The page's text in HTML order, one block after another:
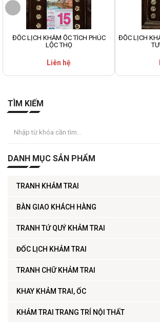
ĐỐC LỊCH KHẢM ỐC TÍCH PHÚC
LỘC THỌ
Liên hệ
ĐỐC LỊCH
TÌM KIẾM
DANH MỤC SẢN PHẨM
TRANH KHẢM TRAI
BÀN GIAO KHÁCH HÀNG
TRANH TỨ QUÝ KHẢM TRAI
ĐỐC LỊCH KHẢM TRAI
TRANH CHỮ KHẢM TRAI
KHAY KHẢM TRAI, ỐC
KHẢM TRAI TRANG TRÍ NỘI THẤT